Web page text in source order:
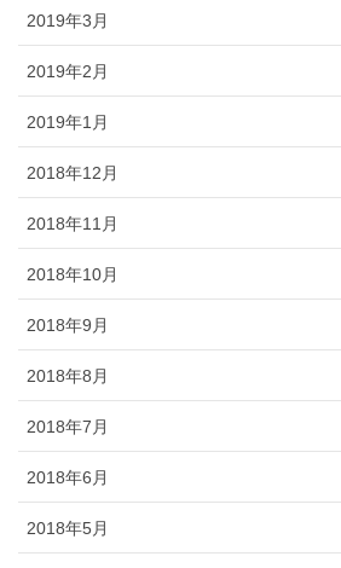
2019年3月
2019年2月
2019年1月
2018年12月
2018年11月
2018年10月
2018年9月
2018年8月
2018年7月
2018年6月
2018年5月